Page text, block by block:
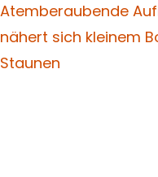
Atemberaubende
nähert sich kleinem
Staunen